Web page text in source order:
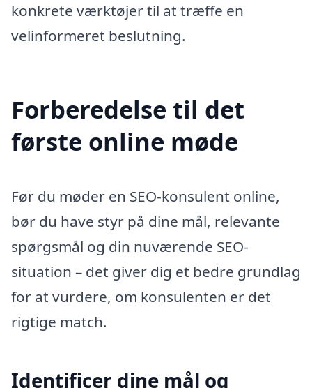
konkrete værktøjer til at træffe en
velinformeret beslutning.
Forberedelse til det
første online møde
Før du møder en SEO-konsulent online,
bør du have styr på dine mål, relevante
spørgsmål og din nuværende SEO-
situation – det giver dig et bedre grundlag
for at vurdere, om konsulenten er det
rigtige match.
Identificer dine mål og